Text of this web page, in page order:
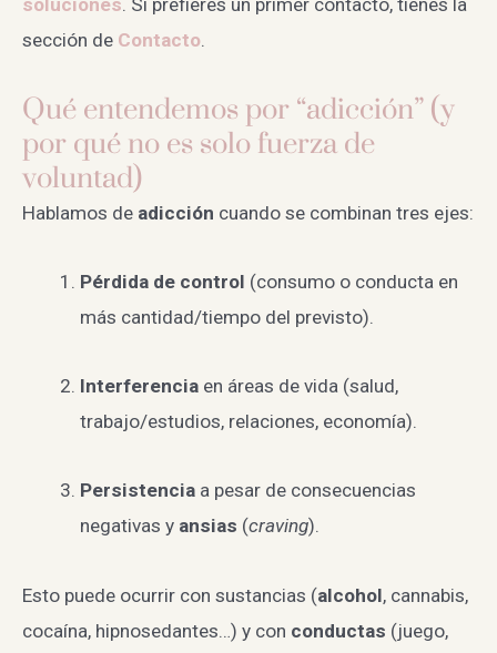
soluciones. Si prefieres un primer contacto, tienes la
sección de Contacto.
Qué entendemos por “adicción” (y
por qué no es solo fuerza de
voluntad)
Hablamos de adicción cuando se combinan tres ejes:
Pérdida de control (consumo o conducta en
más cantidad/tiempo del previsto).
Interferenciaen áreas de vida (salud,
trabajo/estudios, relaciones, economía).
Persistenciaa pesar de consecuencias
negativas y ansias (craving).
Esto puede ocurrir con sustancias (alcohol, cannabis,
cocaína, hipnosedantes…) y con conductas (juego,